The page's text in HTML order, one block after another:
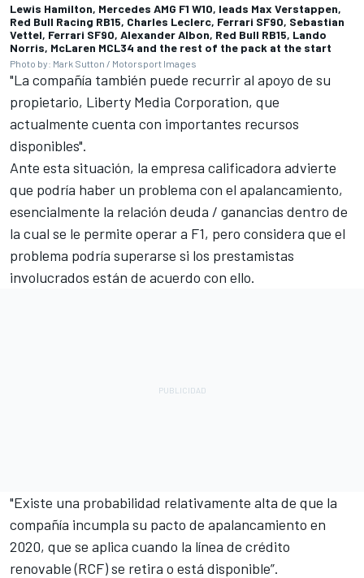
Lewis Hamilton, Mercedes AMG F1 W10, leads Max Verstappen,
Red Bull Racing RB15, Charles Leclerc, Ferrari SF90, Sebastian
Vettel, Ferrari SF90, Alexander Albon, Red Bull RB15, Lando
Norris, McLaren MCL34 and the rest of the pack at the start
Photo by: Mark Sutton / Motorsport Images
"La compañía también puede recurrir al apoyo de su
propietario, Liberty Media Corporation, que
actualmente cuenta con importantes recursos
disponibles".
Ante esta situación, la empresa calificadora advierte
que podría haber un problema con el apalancamiento,
esencialmente la relación deuda / ganancias dentro de
la cual se le permite operar a F1, pero considera que el
problema podría superarse si los prestamistas
involucrados están de acuerdo con ello.
"Existe una probabilidad relativamente alta de que la
compañía incumpla su pacto de apalancamiento en
2020, que se aplica cuando la línea de crédito
renovable (RCF) se retira o está disponible”.